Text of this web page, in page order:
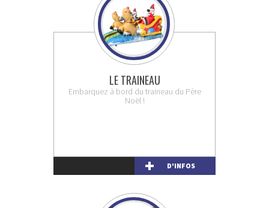
LE TRAINEAU
Embarquez à bord du traineau du Père
Noël !
D'INFOS